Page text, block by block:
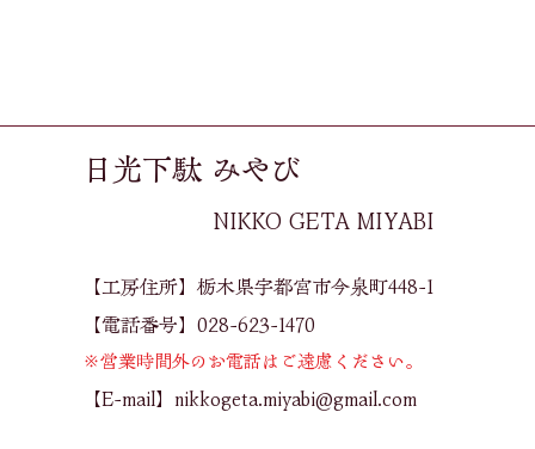
日光下駄 みやび
​NIKKO GETA MIYABI
【工房住所】栃木県宇都宮市今泉町448-1​
【電話番号】028-623-1470
※営業時間外のお電話はご遠慮ください。
【E-mail】 nikkogeta.miyabi@gmail.com